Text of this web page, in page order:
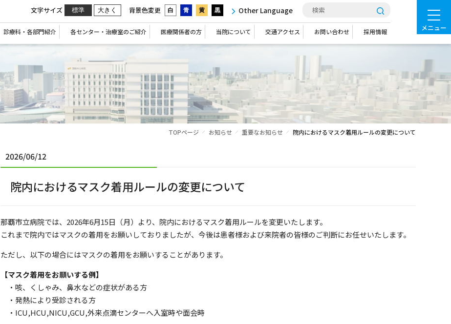
メニュー
文字サイズ 標準 大きく 背景色変更 白 青 黄 黒 Other Language
診療科・各部門紹介 各センター・治療室のご紹介 医療関係者の方 当院について 交通アクセス お問い合わせ 採用情報
TOPページ お知らせ 重要なお知らせ 院内におけるマスク着用ルールの変更について
2026/06/12
院内におけるマスク着用ルールの変更について
那覇市立病院では、2026年6月15日（月）より、院内におけるマスク着用ルールを変更いたします。
これまで院内ではマスクの着用をお願いしておりましたが、今後は患者様および来院者の皆様のご判断にお任せいたします。
ただし、以下の場合にはマスクの着用をお願いすることがあります。
【マスク着用をお願いする例】
・咳、くしゃみ、鼻水などの症状がある方
・発熱により受診される方
・ICU,HCU,NICU,GCU,外来点滴センターへ入室時や面会時